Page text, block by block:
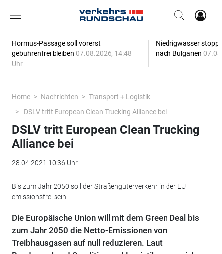
Hormus-Passage soll vorerst
gebührenfrei bleiben 07.08.2026, 14:48
Uhr
Niedrigwasser
nach Bulgarien
Home Nachrichten
Transport + Logistik
DSLV tritt European Clean Trucking Alliance bei
DSLV tritt European Clean Trucking
Alliance bei
28.04.2021 10:36 Uhr
Bis zum Jahr 2050 soll der Straßengüterverkehr in der EU
emissionsfrei sein
Die Europäische Union will mit dem Green Deal bis
zum Jahr 2050 die Netto-Emissionen von
Treibhausgasen auf null reduzieren. Laut